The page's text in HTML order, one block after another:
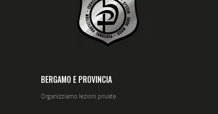
BERGAMO E PROVINCIA
Organizziamo lezioni private